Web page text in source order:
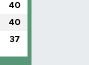
40
40
37